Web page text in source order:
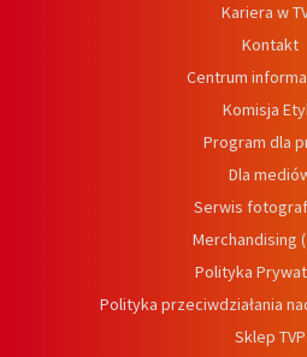
Kariera w
Kontakt
Centrum
Komisja
Program dla
Dla
Serwis
Merchandising
Polityka
Polityka przeciwdziałania
Sklep TVP